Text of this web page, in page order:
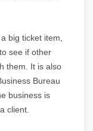
big ticket item,
see if other
them. It is also
Bureau
business is
client.